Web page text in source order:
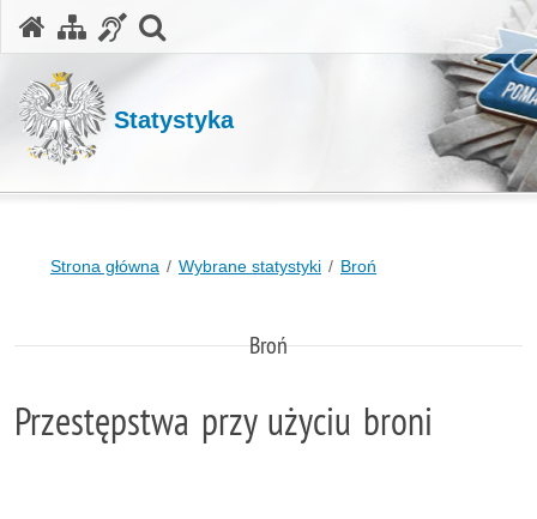
Statystyka
Strona główna Wybrane statystyki Broń
Broń
Przestępstwa przy użyciu broni